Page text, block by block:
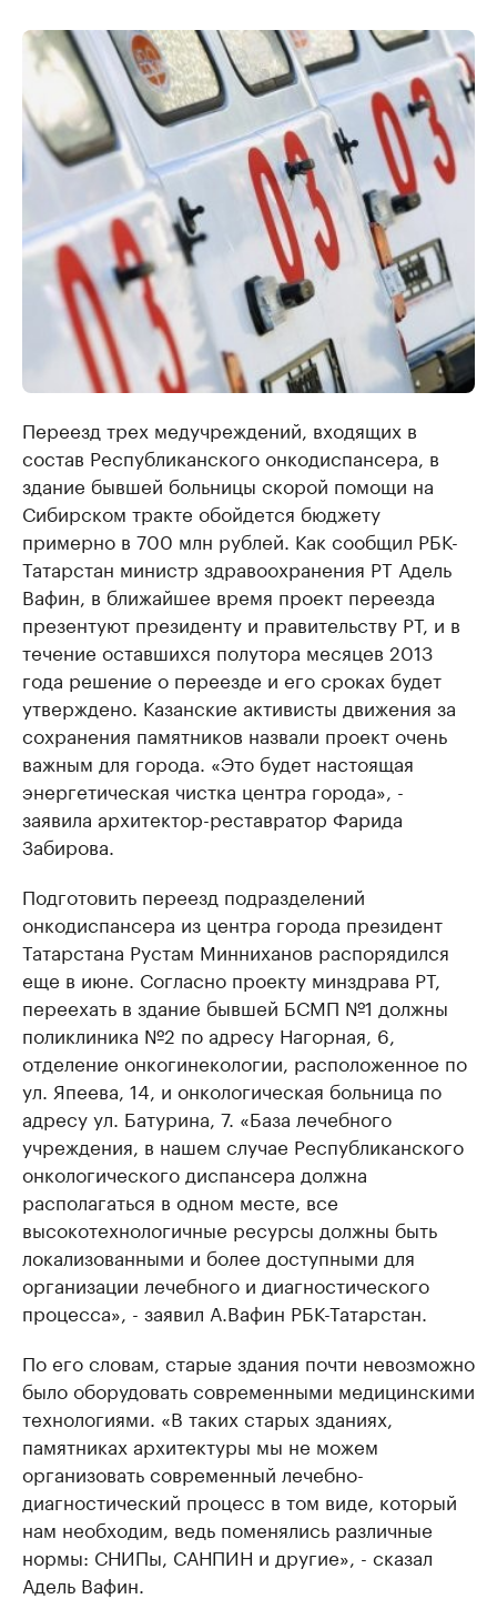
Переезд трех медучреждений, входящих в
состав Республиканского онкодиспансера, в
здание бывшей больницы скорой помощи на
Сибирском тракте обойдется бюджету
примерно в 700 млн рублей. Как сообщил РБК-
Татарстан министр здравоохранения РТ Адель
Вафин, в ближайшее время проект переезда
презентуют президенту и правительству РТ, и в
течение оставшихся полутора месяцев 2013
года решение о переезде и его сроках будет
утверждено. Казанские активисты движения за
сохранения памятников назвали проект очень
важным для города. «Это будет настоящая
энергетическая чистка центра города», -
заявила архитектор-реставратор Фарида
Забирова.
Подготовить переезд подразделений
онкодиспансера из центра города президент
Татарстана Рустам Минниханов распорядился
еще в июне. Согласно проекту минздрава РТ,
переехать в здание бывшей БСМП №1 должны
поликлиника №2 по адресу Нагорная, 6,
отделение онкогинекологии, расположенное по
ул. Япеева, 14, и онкологическая больница по
адресу ул. Батурина, 7. «База лечебного
учреждения, в нашем случае Республиканского
онкологического диспансера должна
располагаться в одном месте, все
высокотехнологичные ресурсы должны быть
локализованными и более доступными для
организации лечебного и диагностического
процесса», - заявил А.Вафин РБК-Татарстан.
По его словам, старые здания почти невозможно
было оборудовать современными медицинскими
технологиями. «В таких старых зданиях,
памятниках архитектуры мы не можем
организовать современный лечебно-
диагностический процесс в том виде, который
нам необходим, ведь поменялись различные
нормы: СНИПы, САНПИН и другие», - сказал
Адель Вафин.